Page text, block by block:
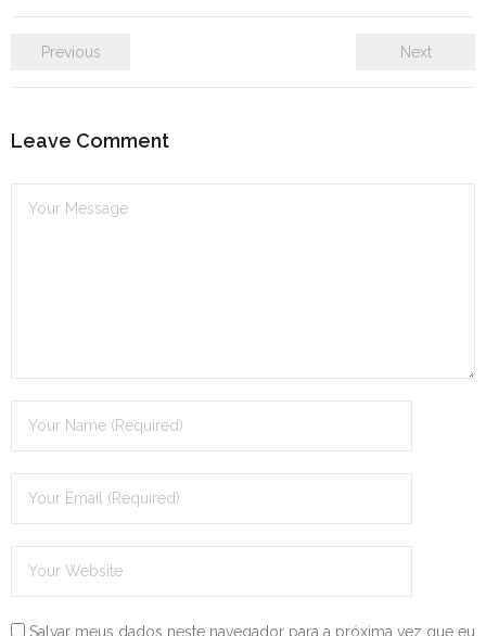
Previous Next
Leave Comment
Salvar meus dados neste navegador para a próxima vez que eu